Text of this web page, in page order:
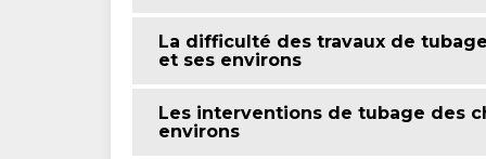
La difficulté des travaux de
et ses environs
Les interventions de tubage des
environs